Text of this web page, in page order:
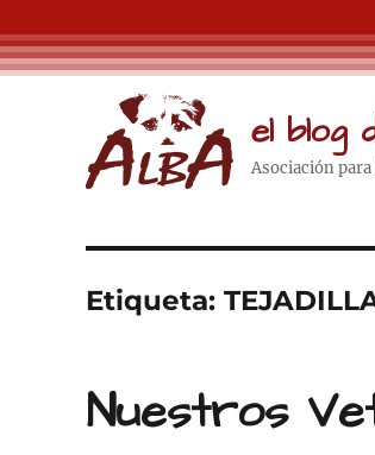
el blog
Asociación
Etiqueta:
Nuestros